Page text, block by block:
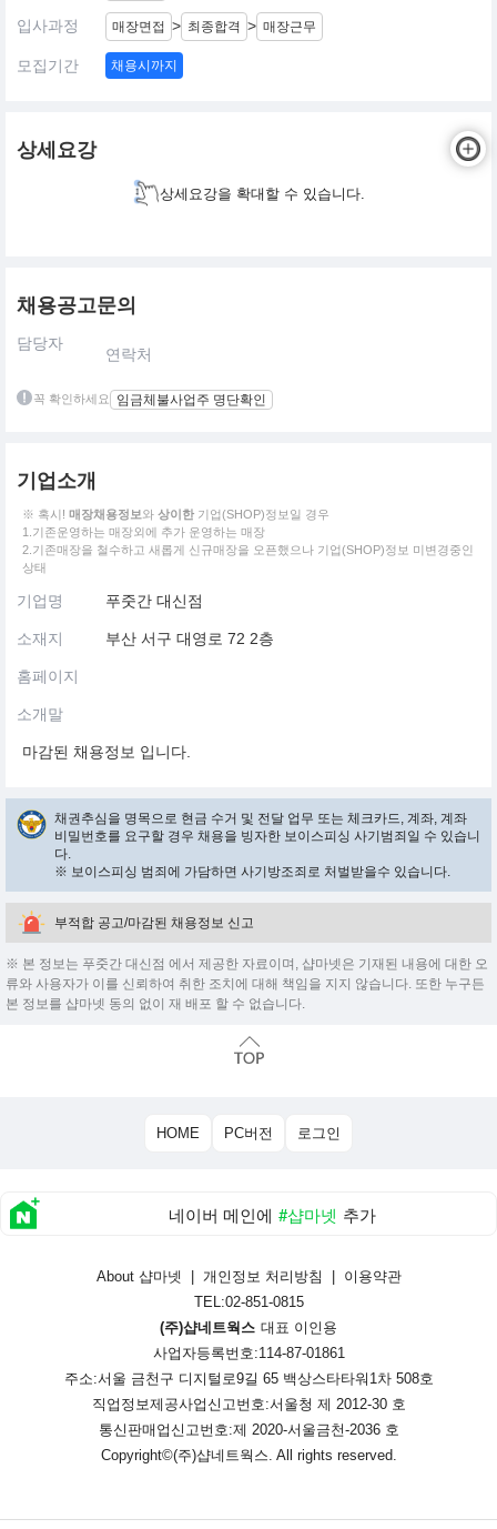
입사과정 매장면접 > 최종합격 > 매장근무
모집기간 채용시까지
상세요강
상세요강을 확대할 수 있습니다.
채용공고문의
담당자
연락처
꼭 확인하세요 임금체불사업주 명단확인
기업소개
※ 혹시! 매장채용정보와 상이한 기업(SHOP)정보일 경우
1.기존운영하는 매장외에 추가 운영하는 매장
2.기존매장을 철수하고 새롭게 신규매장을 오픈했으나 기업(SHOP)정보 미변경중인
상태
기업명 푸줏간 대신점
소재지 부산 서구 대영로 72 2층
홈페이지
소개말
마감된 채용정보 입니다.
채권추심을 명목으로 현금 수거 및 전달 업무 또는 체크카드, 계좌, 계좌
비밀번호를 요구할 경우 채용을 빙자한 보이스피싱 사기범죄일 수 있습니
다.
※ 보이스피싱 범죄에 가담하면 사기방조죄로 처벌받을수 있습니다.
부적합 공고/마감된 채용정보 신고
※ 본 정보는 푸줏간 대신점 에서 제공한 자료이며, 샵마넷은 기재된 내용에 대한 오
류와 사용자가 이를 신뢰하여 취한 조치에 대해 책임을 지지 않습니다. 또한 누구든
본 정보를 샵마넷 동의 없이 재 배포 할 수 없습니다.
HOME PC버전 로그인
네이버 메인에 #샵마넷 추가
About 샵마넷 개인정보 처리방침
이용약관
TEL:02-851-0815
(주)샵네트웍스 대표 이인용
사업자등록번호:114-87-01861
주소:서울 금천구 디지털로9길 65 백상스타타워1차 508호
직업정보제공사업신고번호:서울청 제 2012-30 호
통신판매업신고번호:제 2020-서울금천-2036 호
Copyright©(주)샵네트웍스. All rights reserved.